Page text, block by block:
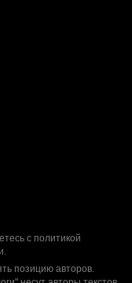
с политикой
.
позицию авторов.